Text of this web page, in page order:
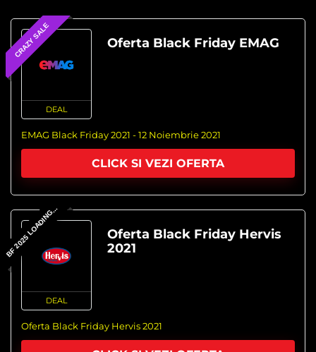
CRAZY SALE
DEAL
Oferta Black Friday EMAG
EMAG Black Friday 2021 - 12 Noiembrie 2021
CLICK SI VEZI OFERTA
BF 2025 LOADING...
DEAL
Oferta Black Friday Hervis
2021
Oferta Black Friday Hervis 2021